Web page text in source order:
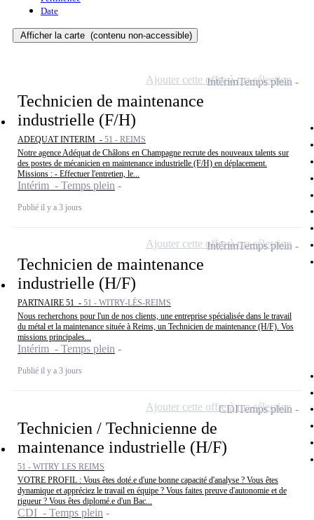
Date
Afficher la carte (contenu non-accessible)
Technicien de maintenance
industrielle (F/H)
ADEQUAT INTERIM - 51 - REIMS
Notre agence Adéquat de Châlons en Champagne recrute des nouveaux talents sur
des postes de mécanicien en maintenance industrielle (F/H) en déplacement.
Missions : - Effectuer l'entretien, le...
Intérim - Temps plein
Publié il y a 3 jours
IntérimTemps plein
Ajouter cette offre à ma sélection
Technicien de maintenance
industrielle (H/F)
PARTNAIRE 51 - 51 - WITRY-LÈS-REIMS
Nous recherchons pour l'un de nos clients, une entreprise spécialisée dans le travail
du métal et la maintenance située à Reims, un Technicien de maintenance (H/F). Vos
missions principales...
Intérim - Temps plein
Publié il y a 3 jours
IntérimTemps plein
Ajouter cette offre à ma sélection
Technicien / Technicienne de
maintenance industrielle (H/F)
51 - WITRY LES REIMS
VOTRE PROFIL : Vous êtes doté.e d'une bonne capacité d'analyse ? Vous êtes
dynamique et appréciez le travail en équipe ? Vous faites preuve d'autonomie et de
rigueur ? Vous êtes diplomé.e d'un Bac...
CDI - Temps plein
CDITemps plein
Ajouter cette offre à ma sélection